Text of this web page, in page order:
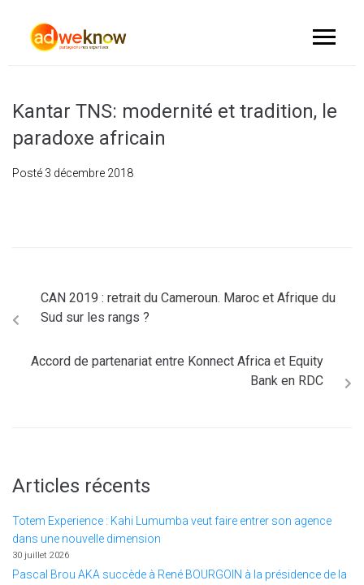
Kantar TNS: modernité et tradition, le
paradoxe africain
Posté 3 décembre 2018
CAN 2019 : retrait du Cameroun. Maroc et Afrique du
Sud sur les rangs ?
Accord de partenariat entre Konnect Africa et Equity
Bank en RDC
Articles récents
Totem Experience : Kahi Lumumba veut faire entrer son agence
dans une nouvelle dimension
30 juillet 2026
Pascal Brou AKA succède à René BOURGOIN à la présidence de la